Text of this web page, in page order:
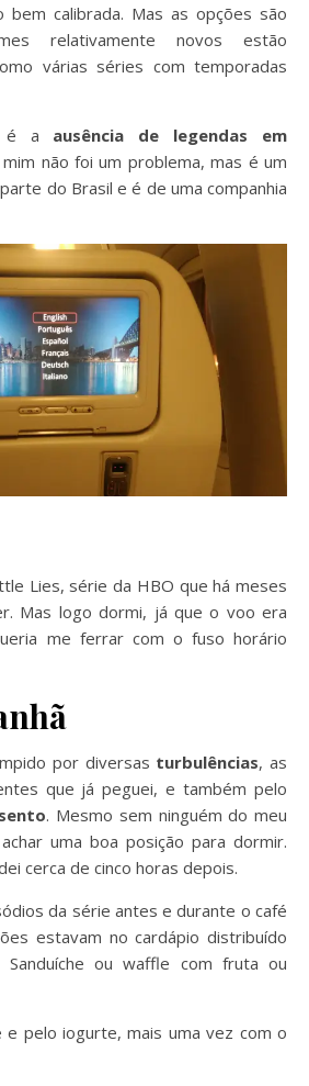
bem calibrada. Mas as opções são
relativamente novos estão
várias séries com temporadas
é a ausência de legendas em
não foi um problema, mas é um
do Brasil e é de uma companhia
Lies, série da HBO que há meses
Mas logo dormi, já que o voo era
me ferrar com o fuso horário
por diversas turbulências, as
que já peguei, e também pelo
. Mesmo sem ninguém do meu
uma boa posição para dormir.
cerca de cinco horas depois.
da série antes e durante o café
estavam no cardápio distribuído
ou waffle com fruta ou
e pelo iogurte, mais uma vez com o